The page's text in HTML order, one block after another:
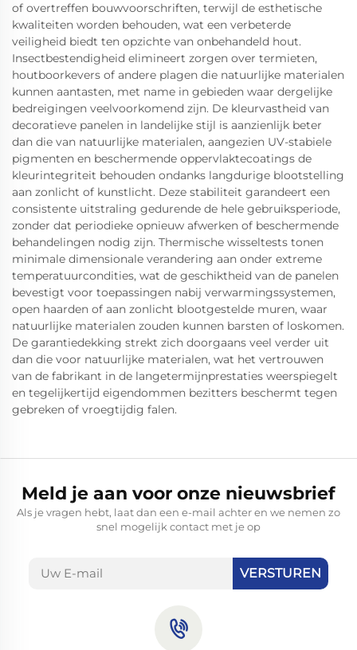
of overtreffen bouwvoorschriften, terwijl de esthetische
kwaliteiten worden behouden, wat een verbeterde
veiligheid biedt ten opzichte van onbehandeld hout.
Insectbestendigheid elimineert zorgen over termieten,
houtboorkevers of andere plagen die natuurlijke materialen
kunnen aantasten, met name in gebieden waar dergelijke
bedreigingen veelvoorkomend zijn. De kleurvastheid van
decoratieve panelen in landelijke stijl is aanzienlijk beter
dan die van natuurlijke materialen, aangezien UV-stabiele
pigmenten en beschermende oppervlaktecoatings de
kleurintegriteit behouden ondanks langdurige blootstelling
aan zonlicht of kunstlicht. Deze stabiliteit garandeert een
consistente uitstraling gedurende de hele gebruiksperiode,
zonder dat periodieke opnieuw afwerken of beschermende
behandelingen nodig zijn. Thermische wisseltests tonen
minimale dimensionale verandering aan onder extreme
temperatuurcondities, wat de geschiktheid van de panelen
bevestigt voor toepassingen nabij verwarmingssystemen,
open haarden of aan zonlicht blootgestelde muren, waar
natuurlijke materialen zouden kunnen barsten of loskomen.
De garantiedekking strekt zich doorgaans veel verder uit
dan die voor natuurlijke materialen, wat het vertrouwen
van de fabrikant in de langetermijnprestaties weerspiegelt
en tegelijkertijd eigendommen bezitters beschermt tegen
gebreken of vroegtijdig falen.
Meld je aan voor onze nieuwsbrief
Als je vragen hebt, laat dan een e-mail achter en we nemen zo
snel mogelijk contact met je op
VERSTUREN